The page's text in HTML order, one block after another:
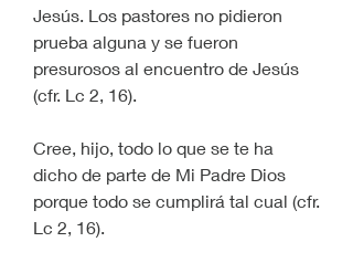
Jesús. Los pastores no pidieron
prueba alguna y se fueron
presurosos al encuentro de Jesús
(cfr. Lc 2, 16).
Cree, hijo, todo lo que se te ha
dicho de parte de Mi Padre Dios
porque todo se cumplirá tal cual (cfr.
Lc 2, 16).